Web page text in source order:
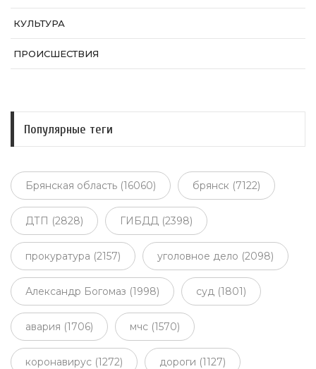
КУЛЬТУРА
ПРОИСШЕСТВИЯ
Популярные теги
Брянская область (16060) брянск (7122)
ДТП (2828) ГИБДД (2398)
прокуратура (2157) уголовное дело (2098)
Александр Богомаз (1998) суд (1801)
авария (1706) мчс (1570)
коронавирус (1272) дороги (1127)